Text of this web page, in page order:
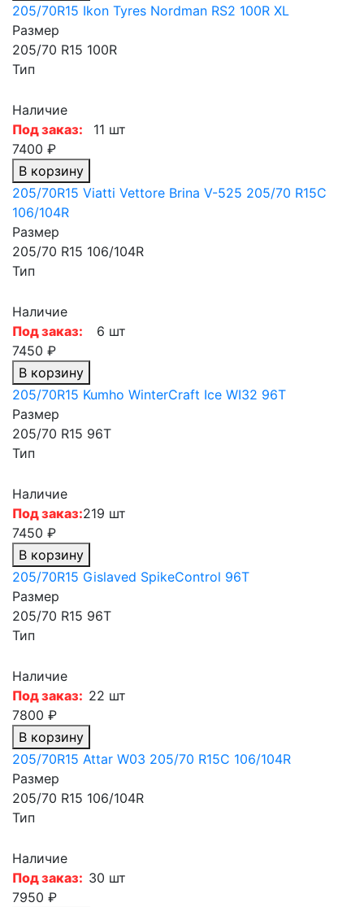
205/70R15 Ikon Tyres Nordman RS2 100R XL
Размер
205/70 R15 100R
Тип
Наличие
Под заказ:
11 шт
7400 ₽
В корзину
205/70R15 Viatti Vettore Brina V-525 205/70 R15C
106/104R
Размер
205/70 R15 106/104R
Тип
Наличие
Под заказ:
6 шт
7450 ₽
В корзину
205/70R15 Kumho WinterCraft Ice WI32 96T
Размер
205/70 R15 96T
Тип
Наличие
Под заказ:219 шт
7450 ₽
В корзину
205/70R15 Gislaved SpikeControl 96T
Размер
205/70 R15 96T
Тип
Наличие
Под заказ: 22 шт
7800 ₽
В корзину
205/70R15 Attar W03 205/70 R15C 106/104R
Размер
205/70 R15 106/104R
Тип
Наличие
Под заказ: 30 шт
7950 ₽